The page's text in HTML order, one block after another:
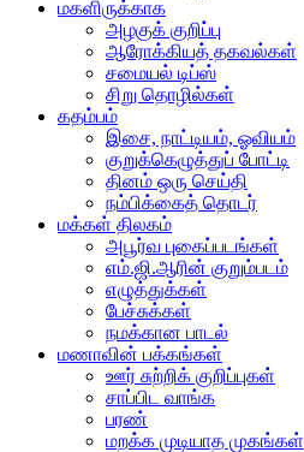
மகளிருக்காக
அழகுக் குறிப்பு
ஆரோக்கியத் தகவல்கள்
சமையல் டிப்ஸ்
சிறு தொழில்கள்
கதம்பம்
இசை, நாட்டியம், ஓவியம்
குறுக்கெழுத்துப் போட்டி
தினம் ஒரு செய்தி
நம்பிக்கைத் தொடர்
மக்கள் திலகம்
அபூர்வ புகைப்படங்கள்
எம்.ஜி.ஆரின் குறும்படம்
எழுத்துக்கள்
பேச்சுக்கள்
நமக்கான பாடல்
மணாவின் பக்கங்கள்
ஊர் சுற்றிக் குறிப்புகள்
சாப்பிட வாங்க
பரண்
மறக்க முடியாத முகங்கள்